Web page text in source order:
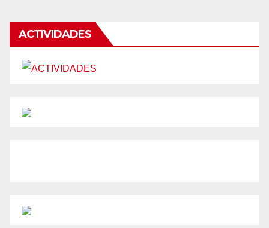
ACTIVIDADES